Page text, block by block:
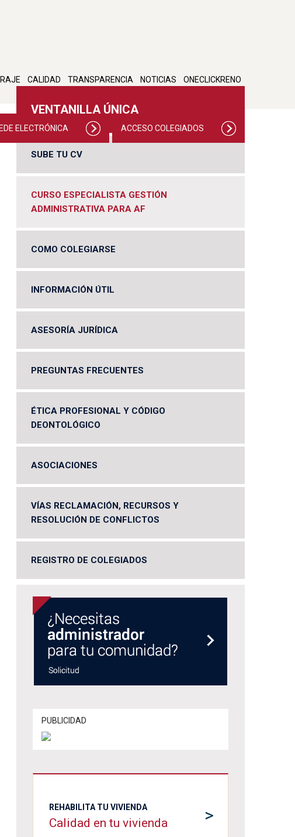
CALIDAD TRANSPARENCIA NOTICIAS ONECLICKRENO
ACCESO COLEGIADOS
ELECTRÓNICA
VENTANILLA ÚNICA
SUBE TU CV
CURSO ESPECIALISTA GESTIÓN
ADMINISTRATIVA PARA AF
COMO COLEGIARSE
INFORMACIÓN ÚTIL
ASESORÍA JURÍDICA
PREGUNTAS FRECUENTES
ÉTICA PROFESIONAL Y CÓDIGO
DEONTOLÓGICO
ASOCIACIONES
VÍAS RECLAMACIÓN, RECURSOS Y
RESOLUCIÓN DE CONFLICTOS
REGISTRO DE COLEGIADOS
PUBLICIDAD
>
REHABILITA TU VIVIENDA
Calidad en tu vivienda